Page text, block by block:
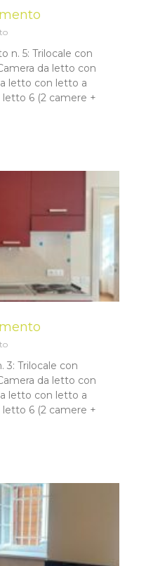
n. 5: Trilocale con
da letto con
letto con letto a
6 (2 camere +
3: Trilocale con
da letto con
letto con letto a
6 (2 camere +